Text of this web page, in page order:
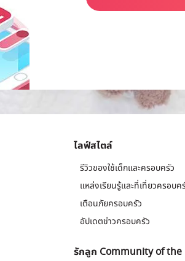
ไลฟ์สไตล์
รีวิวของใช้เด็กและครอบครัว
แหล่งเรียนรู้และที่เที่ยวครอบค
เตือนภัยครอบครัว
อัปเดตข่าวครอบครัว
รักลูก Community of the